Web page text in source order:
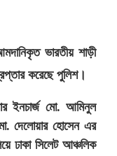
ভারতীয় শাড়ী
করেছে পুলিশ।
ইনচার্জ মো. আমিনুল
দেলোয়ার হোসেন এর
ঢাকা সিলেট আঞ্চলিক